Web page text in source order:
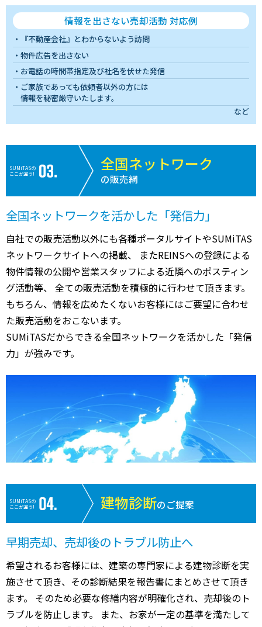
情報を出さない売却活動 対応例
『不動産会社』とわからないよう訪問
物件広告を出さない
お電話の時間帯指定及び社名を伏せた発信
ご家族であっても依頼者以外の方には
情報を秘密厳守いたします。
など
SUMiTASの
ここが違う!
全国ネットワーク
の販売網
全国ネットワークを活かした「発信力」
自社での販売活動以外にも各種ポータルサイトやSUMiTAS
ネットワークサイトへの掲載、 またREINSへの登録による
物件情報の公開や営業スタッフによる近隣へのポスティン
グ活動等、 全ての販売活動を積極的に行わせて頂きます。
もちろん、情報を広めたくないお客様にはご要望に合わせ
た販売活動をおこないます。
SUMiTASだからできる全国ネットワークを活かした「発信
力」が強みです。
SUMiTASの
ここが違う!
建物診断のご提案
早期売却、売却後のトラブル防止へ
希望されるお客様には、建築の専門家による建物診断を実
施させて頂き、その診断結果を報告書にまとめさせて頂き
ます。 そのため必要な修繕内容が明確化され、売却後のト
ラブルを防止します。 また、お家が一定の基準を満たして